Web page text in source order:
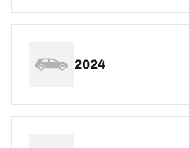
2024